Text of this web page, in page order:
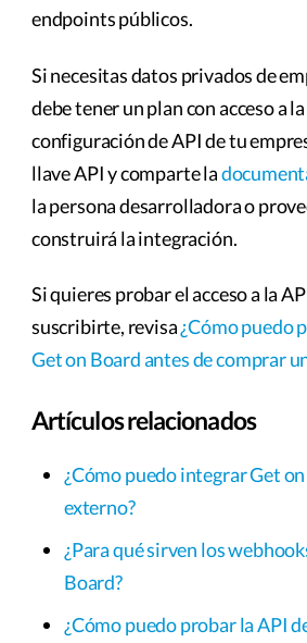
endpoints públicos.
Si necesitas datos privados de
debe tener un plan con acceso a
configuración de API de tu
llave API y comparte la
la persona desarrolladora o
construirá la integración.
Si quieres probar el acceso a la
suscribirte, revisa¿Cómo puedo
Get on Board antes de comprar
Artículos relacionados
¿Cómo puedo integrar Get
externo?
¿Para qué sirven los
Board?
¿Cómo puedo probar la API